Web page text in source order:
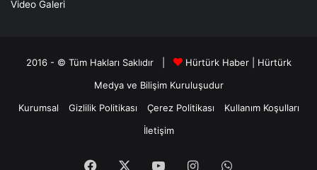
Video Galeri
2016 - © Tüm Hakları Saklıdır | Hürtürk Haber
Hürtürk
Medya ve BilişimKuruluşudur
Kurumsal
Gizlilik Politikası Çerez Politikası
Kullanım Koşulları
İletişim
Facebook YouTubeInstagramWhatsApp